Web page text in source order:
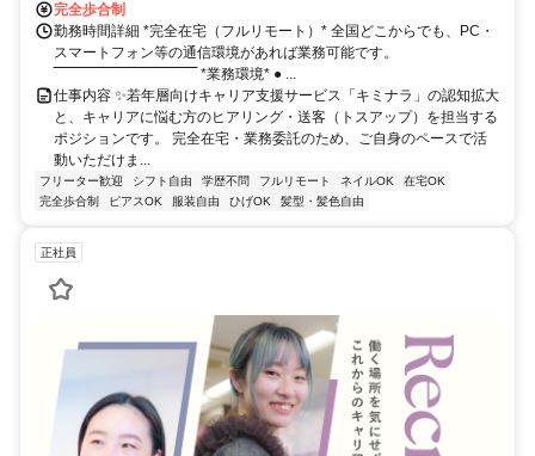
完全歩合制
勤務時間詳細 *完全在宅（フルリモート）* 全国どこからでも、PC・
スマートフォン等の通信環境があれば業務可能です。
‾‾‾‾‾‾‾‾‾‾‾‾‾‾‾‾‾‾‾‾‾‾‾‾‾‾‾‾‾‾ *業務環境* ● ...
仕事内容 ✨若年層向けキャリア支援サービス「キミナラ」の認知拡大
と、キャリアに悩む方のヒアリング・送客（トスアップ）を担当する
ポジションです。 完全在宅・業務委託のため、ご自身のペースで活
動いただけま...
フリーター歓迎 シフト自由 学歴不問 フルリモート ネイルOK
在宅OK
完全歩合制
ピアスOK 服装自由 ひげOK 髪型・髪色自由
正社員